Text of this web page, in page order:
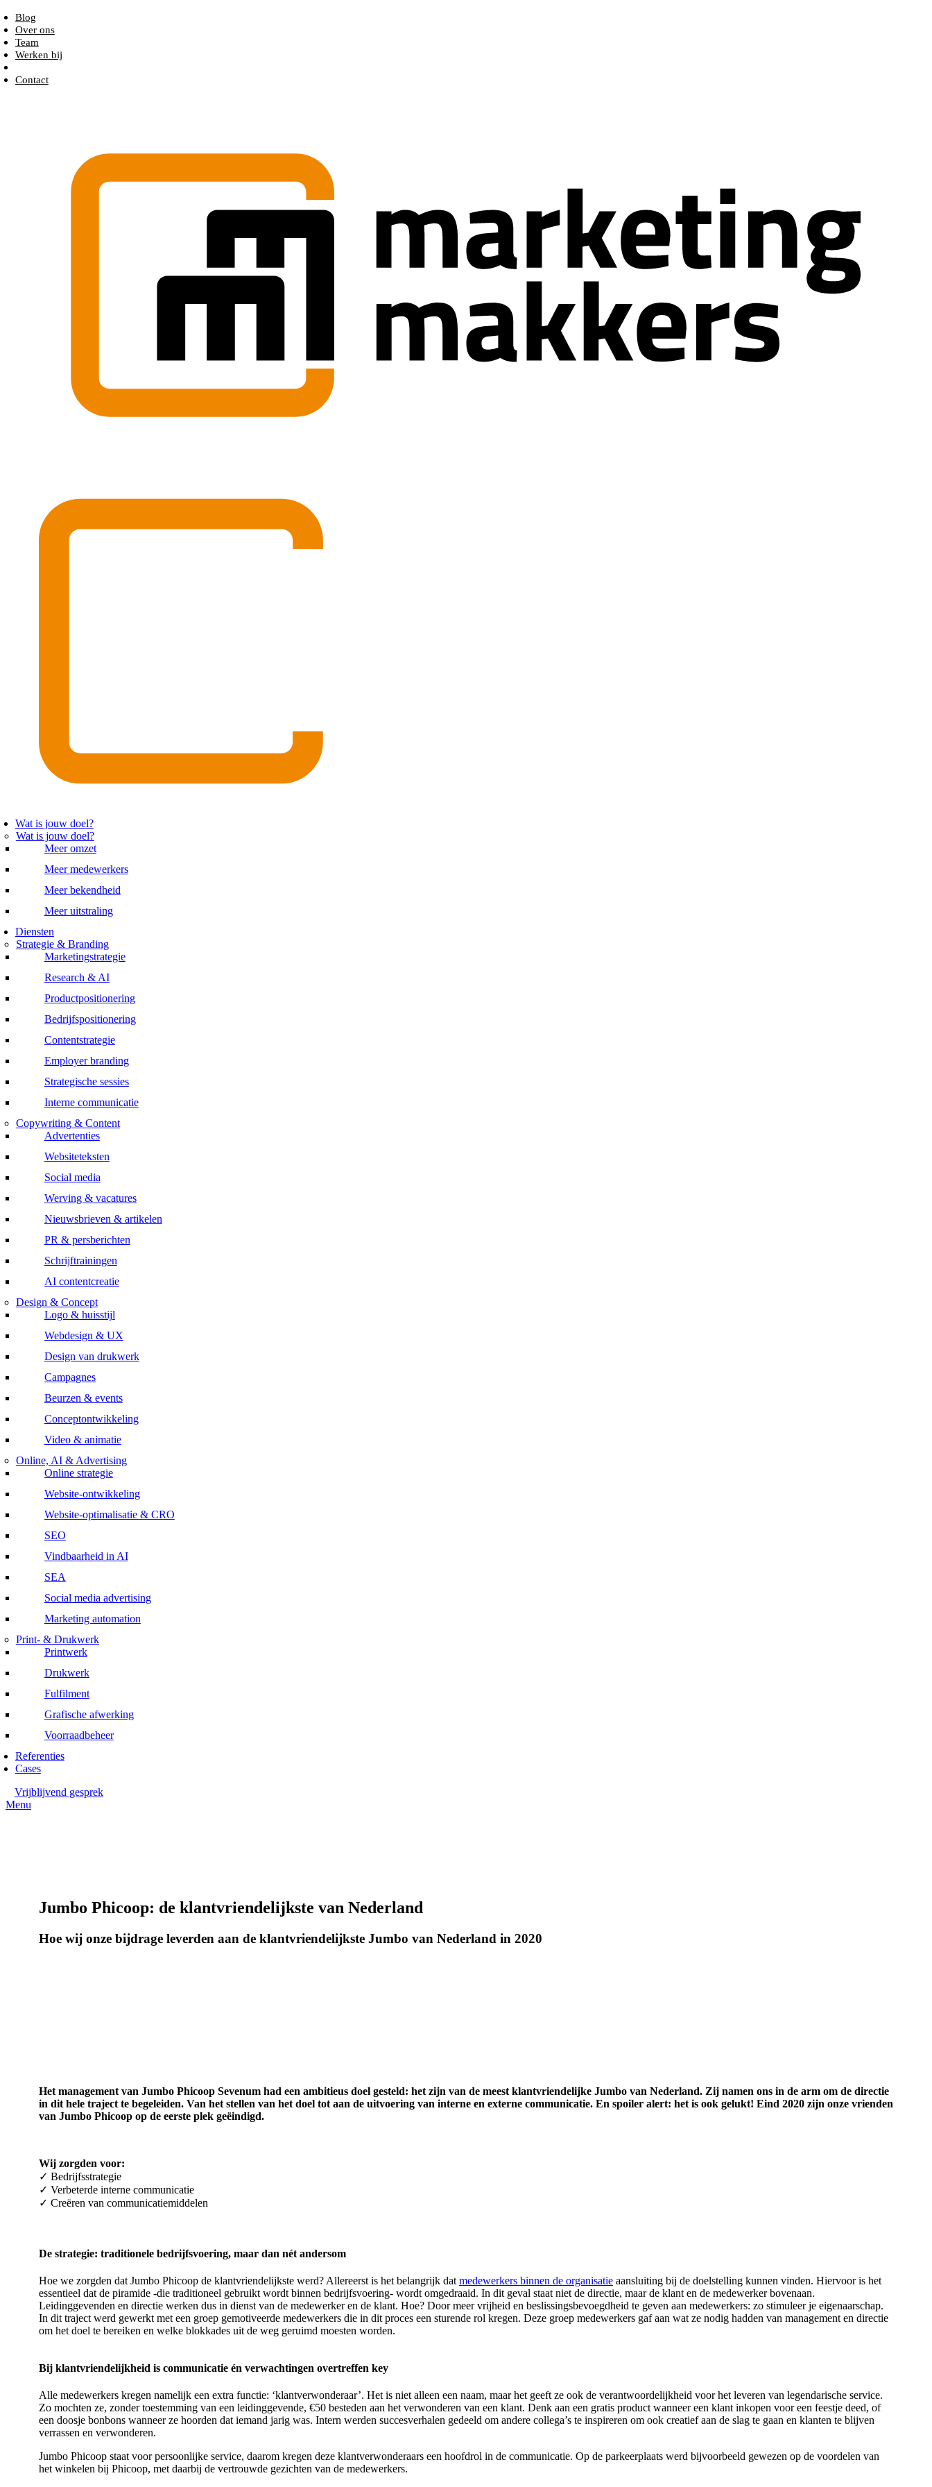
Blog
Over ons
Team
Werken bij
Contact
Wat is jouw doel?
Wat is jouw doel?
Meer omzet
Meer medewerkers
Meer bekendheid
Meer uitstraling
Diensten
Strategie & Branding
Marketingstrategie
Research & AI
Productpositionering
Bedrijfspositionering
Contentstrategie
Employer branding
Strategische sessies
Interne communicatie
Copywriting & Content
Advertenties
Websiteteksten
Social media
Werving & vacatures
Nieuwsbrieven & artikelen
PR & persberichten
Schrijftrainingen
AI contentcreatie
Design & Concept
Logo & huisstijl
Webdesign & UX
Design van drukwerk
Campagnes
Beurzen & events
Conceptontwikkeling
Video & animatie
Online, AI & Advertising
Online strategie
Website-ontwikkeling
Website-optimalisatie & CRO
SEO
Vindbaarheid in AI
SEA
Social media advertising
Marketing automation
Print- & Drukwerk
Printwerk
Drukwerk
Fulfilment
Grafische afwerking
Voorraadbeheer
Referenties
Cases
Vrijblijvend gesprek
Menu
Jumbo Phicoop: de klantvriendelijkste van Nederland
Hoe wij onze bijdrage leverden aan de klantvriendelijkste Jumbo van Nederland in 2020
Het management van Jumbo Phicoop Sevenum had een ambitieus doel gesteld: het zijn van de meest klantvriendelijke Jumbo van Nederland. Zij namen ons in de arm om de directie
in dit hele traject te begeleiden. Van het stellen van het doel tot aan de uitvoering van interne en externe communicatie. En spoiler alert: het is ook gelukt! Eind 2020 zijn onze vrienden
van Jumbo Phicoop op de eerste plek geëindigd.
Wij zorgden voor:
✓ Bedrijfsstrategie
✓ Verbeterde interne communicatie
✓ Creëren van communicatiemiddelen
De strategie: traditionele bedrijfsvoering, maar dan nét andersom
Hoe we zorgden dat Jumbo Phicoop de klantvriendelijkste werd? Allereerst is het belangrijk dat medewerkers binnen de organisatie aansluiting bij de doelstelling kunnen vinden. Hiervoor is het
essentieel dat de piramide -die traditioneel gebruikt wordt binnen bedrijfsvoering- wordt omgedraaid. In dit geval staat niet de directie, maar de klant en de medewerker bovenaan.
Leidinggevenden en directie werken dus in dienst van de medewerker en de klant. Hoe? Door meer vrijheid en beslissingsbevoegdheid te geven aan medewerkers: zo stimuleer je eigenaarschap.
In dit traject werd gewerkt met een groep gemotiveerde medewerkers die in dit proces een sturende rol kregen. Deze groep medewerkers gaf aan wat ze nodig hadden van management en directie
om het doel te bereiken en welke blokkades uit de weg geruimd moesten worden.
Bij klantvriendelijkheid is communicatie én verwachtingen overtreffen key
Alle medewerkers kregen namelijk een extra functie: ‘klantverwonderaar’. Het is niet alleen een naam, maar het geeft ze ook de verantwoordelijkheid voor het leveren van legendarische service.
Zo mochten ze, zonder toestemming van een leidinggevende, €50 besteden aan het verwonderen van een klant. Denk aan een gratis product wanneer een klant inkopen voor een feestje deed, of
een doosje bonbons wanneer ze hoorden dat iemand jarig was. Intern werden succesverhalen gedeeld om andere collega’s te inspireren om ook creatief aan de slag te gaan en klanten te blijven
verrassen en verwonderen.
Jumbo Phicoop staat voor persoonlijke service, daarom kregen deze klantverwonderaars een hoofdrol in de communicatie. Op de parkeerplaats werd bijvoorbeeld gewezen op de voordelen van
het winkelen bij Phicoop, met daarbij de vertrouwde gezichten van de medewerkers.